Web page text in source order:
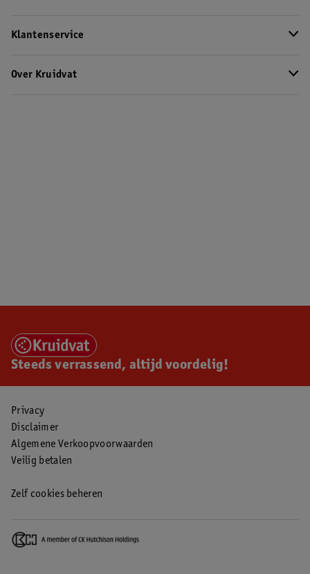
Klantenservice
Over Kruidvat
Steeds verrassend, altijd voordelig!
Privacy
Disclaimer
Algemene Verkoopvoorwaarden
Veilig betalen
Zelf cookies beheren